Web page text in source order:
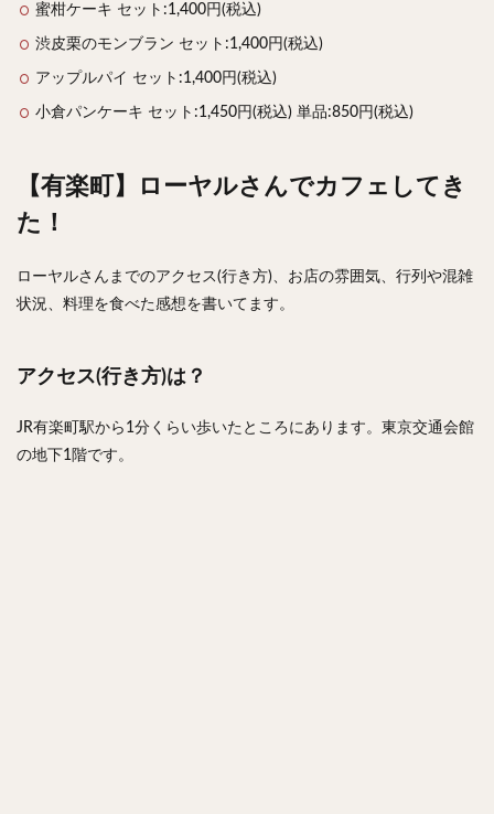
蜜柑ケーキ セット:1,400円(税込)
渋皮栗のモンブラン セット:1,400円(税込)
アップルパイ セット:1,400円(税込)
小倉パンケーキ セット:1,450円(税込) 単品:850円(税込)
【有楽町】ローヤルさんでカフェしてき
た！
ローヤルさんまでのアクセス(行き方)、お店の雰囲気、行列や混雑
状況、料理を食べた感想を書いてます。
アクセス(行き方)は？
JR有楽町駅から1分くらい歩いたところにあります。東京交通会館
の地下1階です。